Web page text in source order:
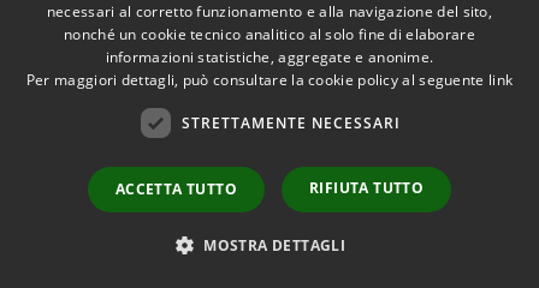
Prenotazione appuntamento
Segnalazione disservizio
necessari al corretto funzionamento e alla navigazione del sito,
nonché un cookie tecnico analitico al solo fine di elaborare
informazioni statistiche, aggregate e anonime.
Per maggiori dettagli, può consultare la cookie policy al seguente link
STRETTAMENTE NECESSARI
ACCETTA TUTTO RIFIUTA TUTTO
MOSTRA DETTAGLI